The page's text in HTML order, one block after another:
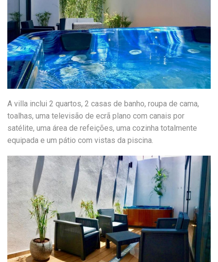
A villa inclui 2 quartos, 2 casas de banho, roupa de cama,
toalhas, uma televisão de ecrã plano com canais por
satélite, uma área de refeições, uma cozinha totalmente
equipada e um pátio com vistas da piscina.